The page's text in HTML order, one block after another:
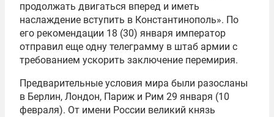
продолжать двигаться вперед и иметь
наслаждение вступить в Константинополь». По
его рекомендации 18 (30) января император
отправил еще одну телеграмму в штаб армии с
требованием ускорить заключение перемирия.
Предварительные условия мира были разосланы
в Берлин, Лондон, Париж и Рим 29 января (10
февраля). От имени России великий князь